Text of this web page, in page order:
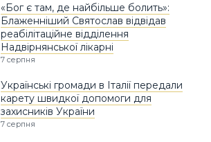
«Бог є там, де найбільше болить»:
Блаженніший Святослав відвідав
реабілітаційне відділення
Надвірнянської лікарні
7 серпня
Українські громади в Італії передали
карету швидкої допомоги для
захисників України
7 серпня